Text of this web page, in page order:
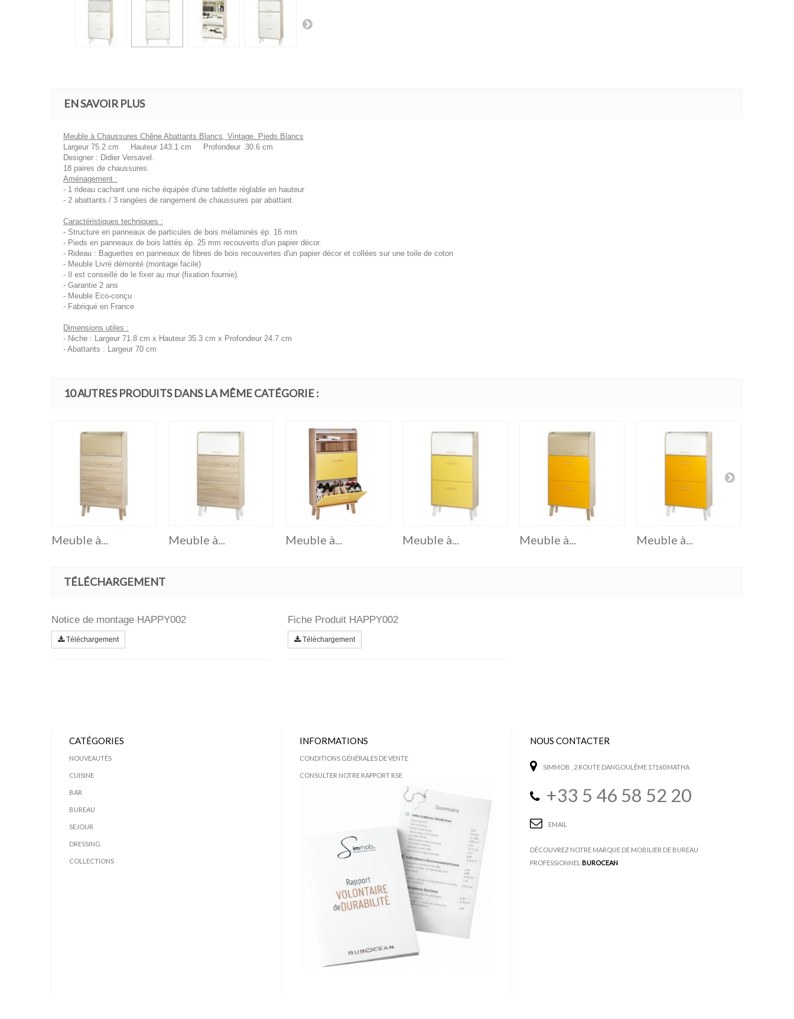
EN SAVOIR PLUS
Meuble à Chaussures Chêne Abattants Blancs, Vintage. Pieds Blancs
Largeur 75.2 cm Hauteur 143.1 cm Profondeur 30.6 cm
Designer : Didier Versavel.
18 paires de chaussures.
Aménagement :
- 1 rideau cachant une niche équipée d'une tablette réglable en hauteur
- 2 abattants / 3 rangées de rangement de chaussures par abattant.
Caractéristiques techniques :
- Structure en panneaux de particules de bois mélaminés ép. 16 mm
- Pieds en panneaux de bois lattés ép. 25 mm recouverts d'un papier décor.
- Rideau : Baguettes en panneaux de fibres de bois recouvertes d'un papier décor et collées sur une toile de coton
- Meuble Livré démonté (montage facile)
- Il est conseillé de le fixer au mur (fixation fournie).
- Garantie 2 ans
- Meuble Eco-conçu
- Fabriqué en France
Dimensions utiles :
- Niche : Largeur 71.8 cm x Hauteur 35.3 cm x Profondeur 24.7 cm
- Abattants : Largeur 70 cm
10 AUTRES PRODUITS DANS LA MÊME CATÉGORIE :
Meuble à... Meuble à... Meuble à... Meuble à... Meuble à... Meuble à...
TÉLÉCHARGEMENT
Notice de montage HAPPY002
Téléchargement
Fiche Produit HAPPY002
Téléchargement
CATÉGORIES
NOUVEAUTÉS
CUISINE
BAR
BUREAU
SEJOUR
DRESSING
COLLECTIONS
INFORMATIONS
CONDITIONS GÉNÉRALES DE VENTE
CONSULTER NOTRE RAPPORT RSE
NOUS CONTACTER
SIMMOB , 2 ROUTE DANGOULÊME 17160 MATHA
+33 5 46 58 52 20
EMAIL
DÉCOUVREZ NOTRE MARQUE DE MOBILIER DE BUREAU
PROFESSIONNEL BUROCEAN